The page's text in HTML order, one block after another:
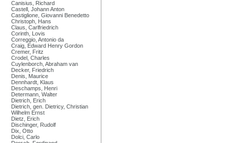
Canisius, Richard
Castell, Johann Anton
Castiglione, Giovanni Benedetto
Christoph, Hans
Claus, Carlfriedrich
Corinth, Lovis
Correggio, Antonio da
Craig, Edward Henry Gordon
Cremer, Fritz
Crodel, Charles
Cuylenborch, Abraham van
Decker, Friedrich
Denis, Maurice
Dennhardt, Klaus
Deschamps, Henri
Determann, Walter
Dietrich, Erich
Dietrich, gen. Dietricy, Christian
Wilhelm Ernst
Dietz, Erich
Dischinger, Rudolf
Dix, Otto
Dolci, Carlo